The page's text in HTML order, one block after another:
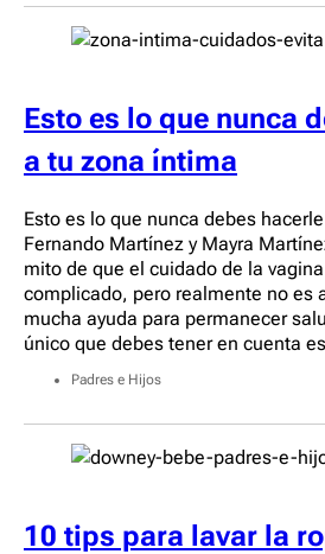
Esto es lo que nunca
a tu zona íntima
Esto es lo que nunca debes
Fernando Martínez y Mayra
mito de que el cuidado de la
complicado, pero realmente no es
mucha ayuda para permanecer
único que debes tener en cuenta
Padres e Hijos
10 tips para lavar la